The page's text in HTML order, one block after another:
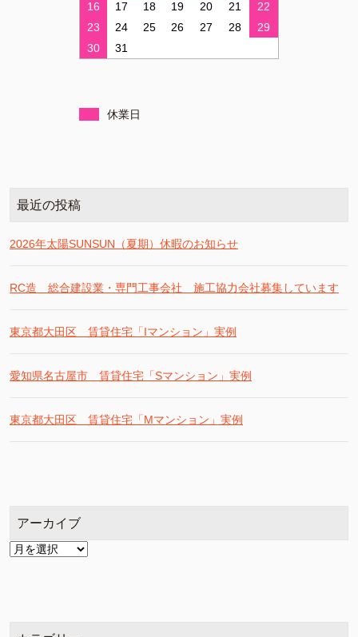
16
17 18 19 20 21
22
23
24 25 26 27 28
29
30
31
休業日
最近の投稿
2026年太陽SUNSUN（夏期）休暇のお知らせ
RC造 総合建設業・専門工事会社 施工協力会社募集しています
東京都大田区 賃貸住宅「Iマンション」実例
愛知県名古屋市 賃貸住宅「Sマンション」実例
東京都大田区 賃貸住宅「Mマンション」実例
アーカイブ
ア